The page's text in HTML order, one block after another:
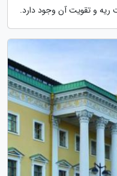
ریه و تقویت آن وجود دارد.